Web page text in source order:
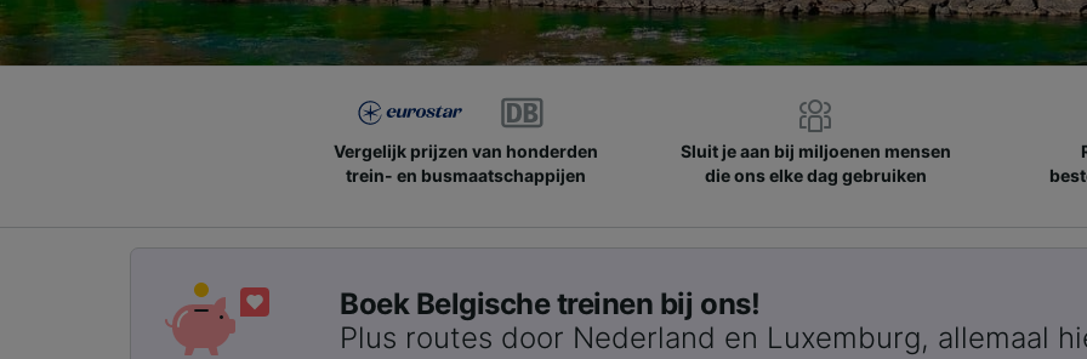
Vergelijk prijzen van honderden
trein- en busmaatschappijen
Sluit je aan bij miljoenen mensen
die ons elke dag gebruiken
Boek Belgische treinen bij ons!
Plus routes door Nederland en Luxemburg, allemaal